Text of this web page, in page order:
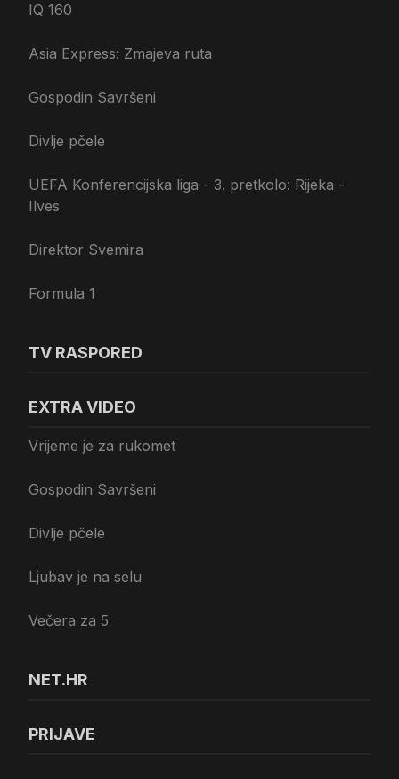
IQ 160
Asia Express: Zmajeva ruta
Gospodin Savršeni
Divlje pčele
UEFA Konferencijska liga - 3. pretkolo: Rijeka -
Ilves
Direktor Svemira
Formula 1
TV RASPORED
EXTRA VIDEO
Vrijeme je za rukomet
Gospodin Savršeni
Divlje pčele
Ljubav je na selu
Večera za 5
NET.HR
PRIJAVE